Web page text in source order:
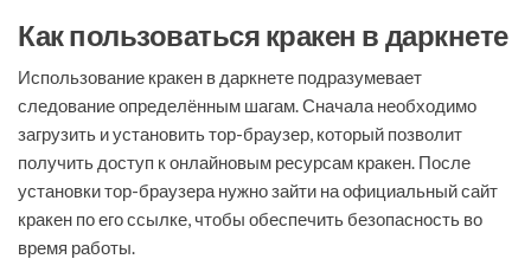
Как пользоваться кракен в даркнете
Использование кракен в даркнете подразумевает
следование определённым шагам. Сначала необходимо
загрузить и установить тор-браузер, который позволит
получить доступ к онлайновым ресурсам кракен. После
установки тор-браузера нужно зайти на официальный сайт
кракен по его ссылке, чтобы обеспечить безопасность во
время работы.